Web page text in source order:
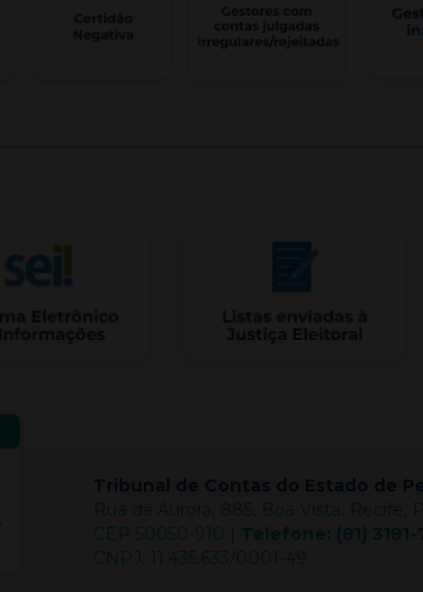
Rua da Aurora, 885, Boa Vista, Recife,
CEP 50050-910 | Telefone: (81)
CNPJ: 11.435.633/0001-49